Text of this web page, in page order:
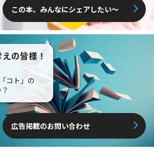
この本、みんなにシェアしたい〜
の皆様！
コト」の
広告掲載のお問い合わせ